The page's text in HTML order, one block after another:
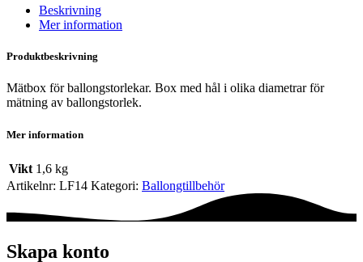
Beskrivning
Mer information
Produktbeskrivning
Mätbox för ballongstorlekar. Box med hål i olika diametrar för
mätning av ballongstorlek.
Mer information
Vikt 1,6 kg
Artikelnr: LF14 Kategori: Ballong­tillbehör
Skapa konto